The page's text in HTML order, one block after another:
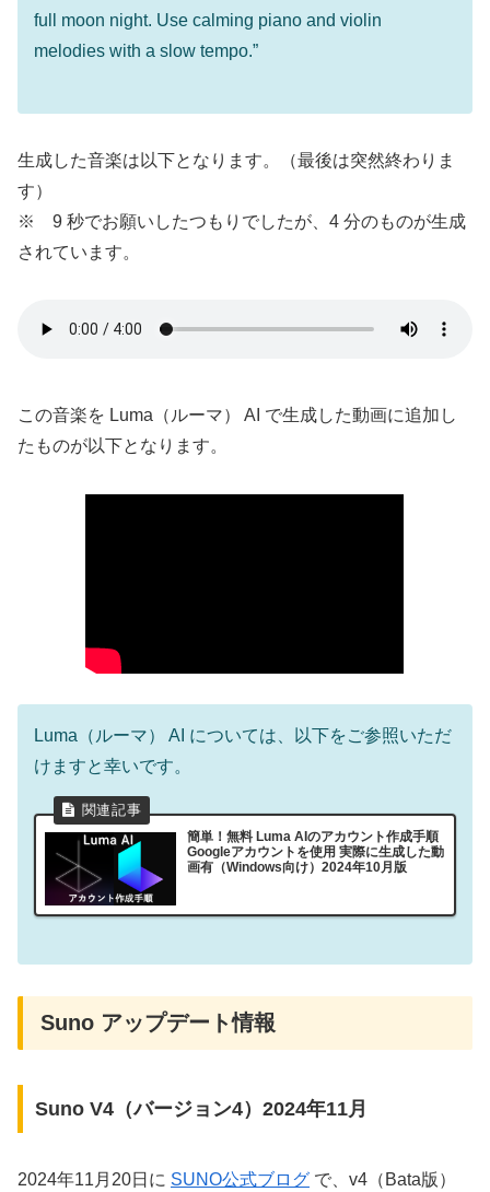
full moon night. Use calming piano and violin
melodies with a slow tempo.”
生成した音楽は以下となります。（最後は突然終わりま
す）
※ 9 秒でお願いしたつもりでしたが、4 分のものが生成
されています。
この音楽を Luma（ルーマ） AI で生成した動画に追加し
たものが以下となります。
Luma（ルーマ） AI については、以下をご参照いただ
けますと幸いです。
簡単！無料 Luma AIのアカウント作成手順
Googleアカウントを使用 実際に生成した動
画有（Windows向け）2024年10月版
Suno アップデート情報
Suno V4（バージョン4）2024年11月
2024年11月20日に SUNO公式ブログ で、v4（Bata版）